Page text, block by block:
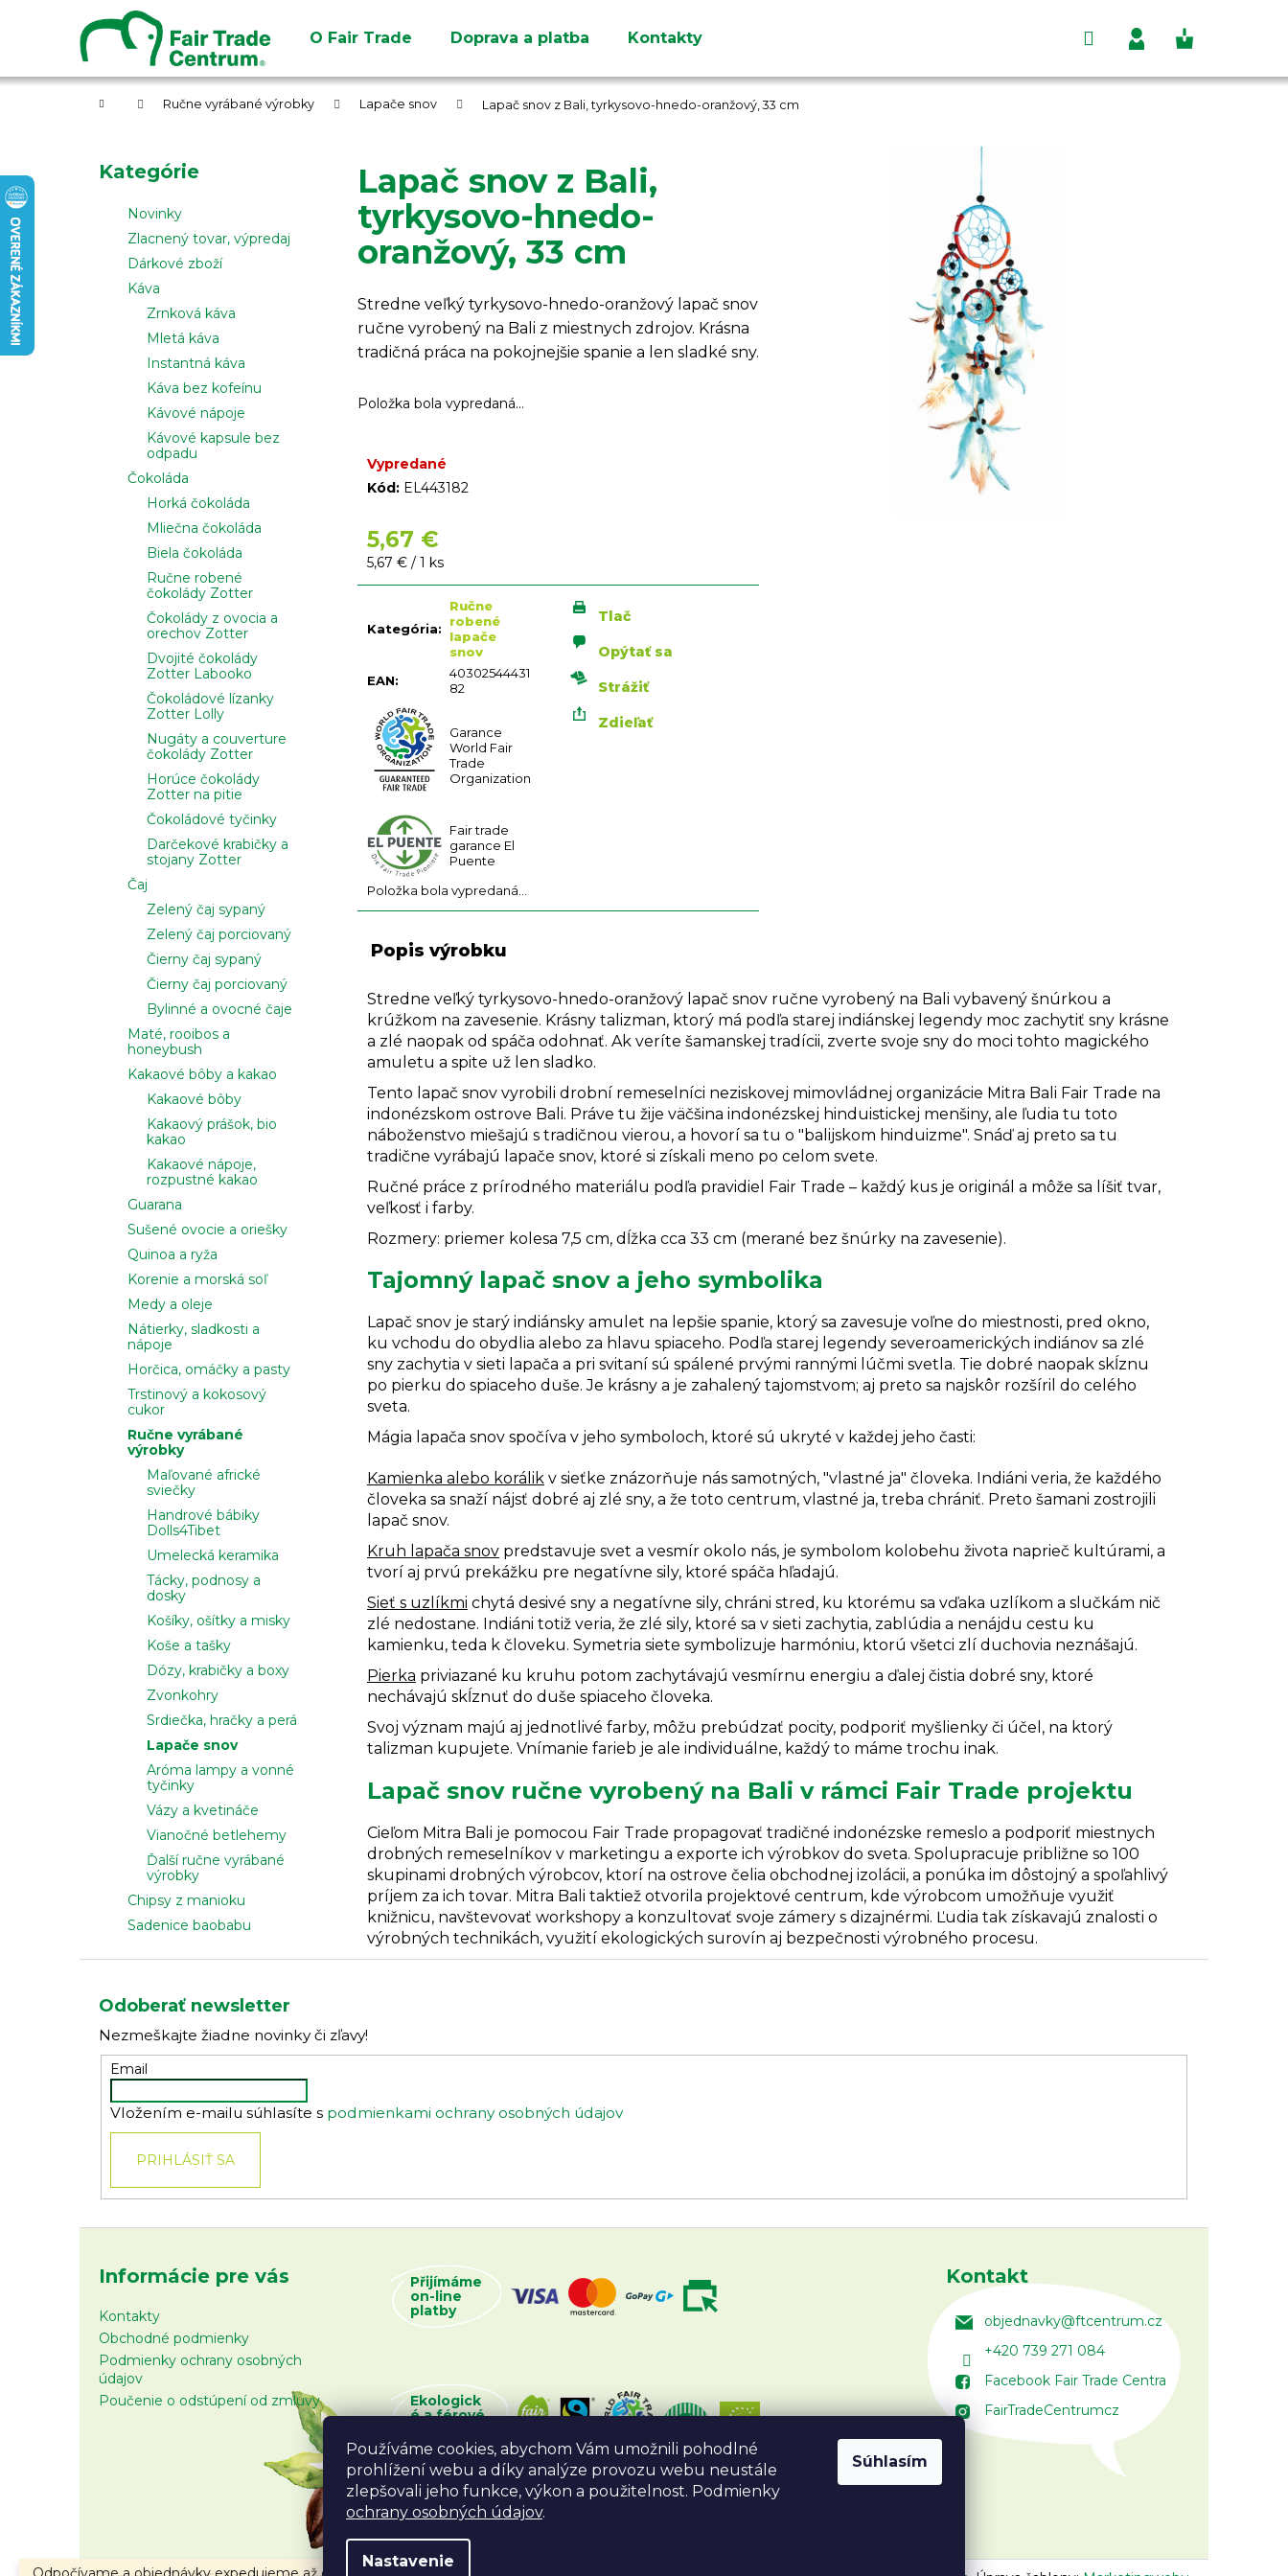
Používáme cookies, abychom Vám umožnili pohodlné
prohlížení webu a díky analýze provozu webu neustále
zlepšovali jeho funkce, výkon a použitelnost. Podmienky
ochrany osobných údajov.
Nastavenie
Súhlasím
O Fair Trade Doprava a platba Kontakty
Hľadať
Prihlásenie
Nákupný
Domov Ručne vyrábané výrobky Lapače snov Lapač snov z Bali, tyrkysovo-hnedo-oranžový, 33 cm
Preskočiť
kategórie
Kategórie
Novinky
Zlacnený tovar, výpredaj
Dárkové zboží
Káva
Zrnková káva
Mletá káva
Instantná káva
Káva bez kofeínu
Kávové nápoje
Kávové kapsule bez
odpadu
Čokoláda
Horká čokoláda
Mliečna čokoláda
Biela čokoláda
Ručne robené
čokolády Zotter
Čokolády z ovocia a
orechov Zotter
Dvojité čokolády
Zotter Labooko
Čokoládové lízanky
Zotter Lolly
Nugáty a couverture
čokolády Zotter
Horúce čokolády
Zotter na pitie
Čokoládové tyčinky
Darčekové krabičky a
stojany Zotter
Čaj
Zelený čaj sypaný
Zelený čaj porciovaný
Čierny čaj sypaný
Čierny čaj porciovaný
Bylinné a ovocné čaje
Maté, rooibos a
honeybush
Kakaové bôby a kakao
Kakaové bôby
Kakaový prášok, bio
kakao
Kakaové nápoje,
rozpustné kakao
Guarana
Sušené ovocie a oriešky
Quinoa a ryža
Korenie a morská soľ
Medy a oleje
Nátierky, sladkosti a
nápoje
Horčica, omáčky a pasty
Trstinový a kokosový
cukor
Ručne vyrábané
výrobky
Maľované africké
sviečky
Handrové bábiky
Dolls4Tibet
Umelecká keramika
Tácky, podnosy a
dosky
Košíky, ošítky a misky
Koše a tašky
Dózy, krabičky a boxy
Zvonkohry
Srdiečka, hračky a perá
Lapače snov
Aróma lampy a vonné
tyčinky
Vázy a kvetináče
Vianočné betlehemy
Ďalší ručne vyrábané
výrobky
Chipsy z manioku
Sadenice baobabu
Lapač snov z Bali,
tyrkysovo-hnedo-
oranžový, 33 cm
Stredne veľký tyrkysovo-hnedo-oranžový lapač snov
ručne vyrobený na Bali z miestnych zdrojov. Krásna
tradičná práca na pokojnejšie spanie a len sladké sny.
Položka bola vypredaná…
Vypredané
Kód: EL443182
5,67 €
Jednotková
cena:
5,67 € / 1 ks
Kategória:
Ručne
robené
lapače
snov
EAN:
40302544431
82
Garance
World Fair
Trade
Organization
Fair trade
garance El
Puente
Položka bola vypredaná…
Tlač
Opýtať sa
Strážiť
Zdieľať
Popis výrobku
Stredne veľký tyrkysovo-hnedo-oranžový lapač snov ručne vyrobený na Bali vybavený šnúrkou a
krúžkom na zavesenie. Krásny talizman, ktorý má podľa starej indiánskej legendy moc zachytiť sny krásne
a zlé naopak od spáča odohnať. Ak veríte šamanskej tradícii, zverte svoje sny do moci tohto magického
amuletu a spite už len sladko.
Tento lapač snov vyrobili drobní remeselníci neziskovej mimovládnej organizácie Mitra Bali Fair Trade na
indonézskom ostrove Bali. Práve tu žije väčšina indonézskej hinduistickej menšiny, ale ľudia tu toto
náboženstvo miešajú s tradičnou vierou, a hovorí sa tu o "balijskom hinduizme". Snáď aj preto sa tu
tradične vyrábajú lapače snov, ktoré si získali meno po celom svete.
Ručné práce z prírodného materiálu podľa pravidiel Fair Trade – každý kus je originál a môže sa líšiť tvar,
veľkosť i farby.
Rozmery: priemer kolesa 7,5 cm, dĺžka cca 33 cm (merané bez šnúrky na zavesenie).
Tajomný lapač snov a jeho symbolika
Lapač snov je starý indiánsky amulet na lepšie spanie, ktorý sa zavesuje voľne do miestnosti, pred okno,
ku vchodu do obydlia alebo za hlavu spiaceho. Podľa starej legendy severoamerických indiánov sa zlé
sny zachytia v sieti lapača a pri svitaní sú spálené prvými rannými lúčmi svetla. Tie dobré naopak skĺznu
po pierku do spiaceho duše. Je krásny a je zahalený tajomstvom; aj preto sa najskôr rozšíril do celého
sveta.
Mágia lapača snov spočíva v jeho symboloch, ktoré sú ukryté v každej jeho časti:
Kamienka alebo korálik v sieťke znázorňuje nás samotných, "vlastné ja" človeka. Indiáni veria, že každého
človeka sa snaží nájsť dobré aj zlé sny, a že toto centrum, vlastné ja, treba chrániť. Preto šamani zostrojili
lapač snov.
Kruh lapača snov predstavuje svet a vesmír okolo nás, je symbolom kolobehu života naprieč kultúrami, a
tvorí aj prvú prekážku pre negatívne sily, ktoré spáča hľadajú.
Sieť s uzlíkmi chytá desivé sny a negatívne sily, chráni stred, ku ktorému sa vďaka uzlíkom a slučkám nič
zlé nedostane. Indiáni totiž veria, že zlé sily, ktoré sa v sieti zachytia, zablúdia a nenájdu cestu ku
kamienku, teda k človeku. Symetria siete symbolizuje harmóniu, ktorú všetci zlí duchovia neznášajú.
Pierka priviazané ku kruhu potom zachytávajú vesmírnu energiu a ďalej čistia dobré sny, ktoré
nechávajú skĺznuť do duše spiaceho človeka.
Svoj význam majú aj jednotlivé farby, môžu prebúdzať pocity, podporiť myšlienky či účel, na ktorý
talizman kupujete. Vnímanie farieb je ale individuálne, každý to máme trochu inak.
Lapač snov ručne vyrobený na Bali v rámci Fair Trade projektu
Cieľom Mitra Bali je pomocou Fair Trade propagovať tradičné indonézske remeslo a podporiť miestnych
drobných remeselníkov v marketingu a exporte ich výrobkov do sveta. Spolupracuje približne so 100
skupinami drobných výrobcov, ktorí na ostrove čelia obchodnej izolácii, a ponúka im dôstojný a spoľahlivý
príjem za ich tovar. Mitra Bali taktiež otvorila projektové centrum, kde výrobcom umožňuje využiť
knižnicu, navštevovať workshopy a konzultovať svoje zámery s dizajnérmi. Ľudia tak získavajú znalosti o
výrobných technikách, využití ekologických surovín aj bezpečnosti výrobného procesu.
í
Späť
do
Späť
do
Čo potrebujete nájsť?
Odporúčame
Odoberať newsletter
Nezmeškajte žiadne novinky či zľavy!
Email
Vložením e-mailu súhlasíte s podmienkami ochrany osobných údajov
PRIHLÁSIŤ SA
Informácie pre vás
Kontakty
Obchodné podmienky
Podmienky ochrany osobných
údajov
Poučenie o odstúpení od zmluvy
Přijímáme
on-line
platby
Ekologick
é a férové
Kontakt
objednavky@ftcentrum.cz
+420 739 271 084
Facebook Fair Trade Centra
FairTradeCentrumcz